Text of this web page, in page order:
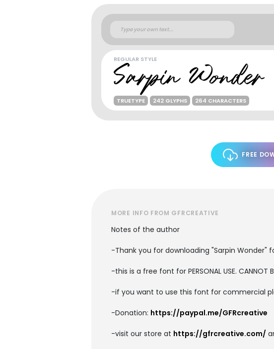
REGULAR STYLE
TRUETYPE 242 GLYPHS 264 CHARACTERS
FREE
MORE INFO FROM GFRCREATIVE
Notes of the author
-Thank you for downloading "Sarpin Wonder"
-this is a free font for PERSONAL USE. CANNOT
-if you want to use this font for commercial
-Donation: https://paypal.me/GFRcreative
-visit our store at https://gfrcreative.com/